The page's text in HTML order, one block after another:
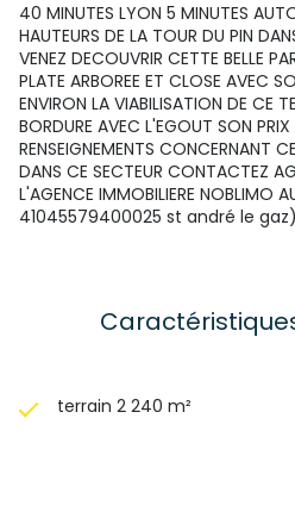
40 MINUTES LYON 5 MINUTES
HAUTEURS DE LA TOUR DU PIN
VENEZ DECOUVRIR CETTE BELLE
PLATE ARBOREE ET CLOSE AVEC
ENVIRON LA VIABILISATION DE CE
BORDURE AVEC L'EGOUT SON
RENSEIGNEMENTS CONCERNANT
DANS CE SECTEUR CONTACTEZ
L'AGENCE IMMOBILIERE
41045579400025 st andré le gaz)
terrain 2 240 m²